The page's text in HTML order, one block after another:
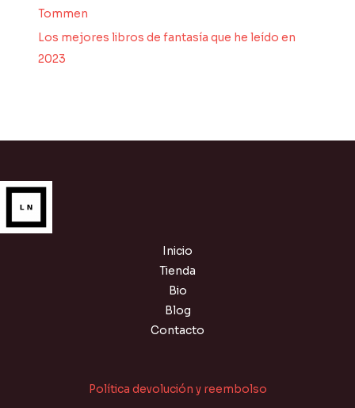
Tommen
Los mejores libros de fantasía que he leído en
2023
Inicio
Tienda
Bio
Blog
Contacto
Política devolución y reembolso